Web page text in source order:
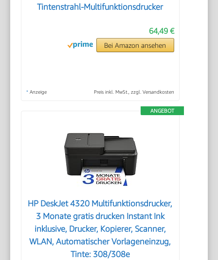
Tintenstrahl-Multifunktionsdrucker
64,49 €
Bei Amazon ansehen
* Anzeige Preis inkl. MwSt., zzgl. Versandkosten
ANGEBOT
HP DeskJet 4320 Multifunktionsdrucker,
3 Monate gratis drucken Instant Ink
inklusive, Drucker, Kopierer, Scanner,
WLAN, Automatischer Vorlageneinzug,
Tinte: 308/308e